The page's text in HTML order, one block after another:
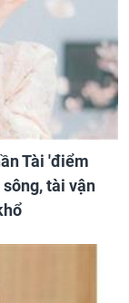
Tài 'điểm
tài vận